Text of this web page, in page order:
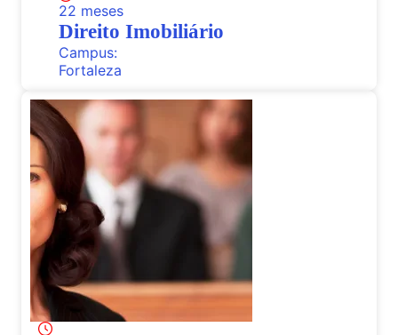
22 meses
Direito Imobiliário
Campus:
Fortaleza